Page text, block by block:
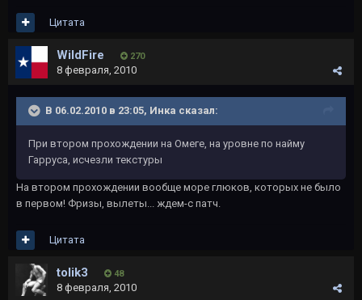
Цитата
WildFire 270
8 февраля, 2010
В 06.02.2010 в 23:05, Инка сказал:
При втором прохождении на Омеге, на уровне по найму
Гарруса, исчезли текстуры
На втором прохождении вообще море глюков, которых не было
в первом! Фризы, вылеты... ждем-с патч.
Цитата
tolik3 48
8 февраля, 2010